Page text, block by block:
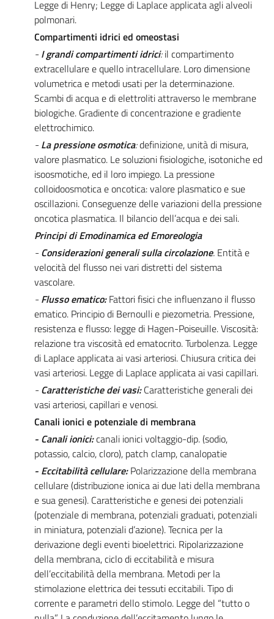
Legge di Henry; Legge di Laplace applicata agli alveoli
polmonari.
Compartimenti idrici ed omeostasi
- I grandi compartimenti idrici:il compartimento
extracellulare e quello intracellulare. Loro dimensione
volumetrica e metodi usati per la determinazione.
Scambi di acqua e di elettroliti attraverso le membrane
biologiche. Gradiente di concentrazione e gradiente
elettrochimico.
- La pressione osmotica:definizione, unità di misura,
valore plasmatico. Le soluzioni fisiologiche, isotoniche ed
isoosmotiche, ed il loro impiego. La pressione
colloidoosmotica e oncotica: valore plasmatico e sue
oscillazioni. Conseguenze delle variazioni della pressione
oncotica plasmatica. Il bilancio dell’acqua e dei sali.
Principi di Emodinamica ed Emoreologia
- Considerazioni generali sulla circolazione. Entità e
velocità del flusso nei vari distretti del sistema
vascolare.
- Flusso ematico:Fattori fisici che influenzano il flusso
ematico. Principio di Bernoulli e piezometria. Pressione,
resistenza e flusso: legge di Hagen-Poiseuille. Viscosità:
relazione tra viscosità ed ematocrito. Turbolenza. Legge
di Laplace applicata ai vasi arteriosi. Chiusura critica dei
vasi arteriosi. Legge di Laplace applicata ai vasi capillari.
- Caratteristiche dei vasi:Caratteristiche generali dei
vasi arteriosi, capillari e venosi.
Canali ionici e potenziale di membrana
- Canali ionici:canali ionici voltaggio-dip. (sodio,
potassio, calcio, cloro), patch clamp, canalopatie
- Eccitabilità cellulare:Polarizzazione della membrana
cellulare (distribuzione ionica ai due lati della membrana
e sua genesi). Caratteristiche e genesi dei potenziali
(potenziale di membrana, potenziali graduati, potenziali
in miniatura, potenziali d’azione). Tecnica per la
derivazione degli eventi bioelettrici. Ripolarizzazione
della membrana, ciclo di eccitabilità e misura
dell’eccitabilità della membrana. Metodi per la
stimolazione elettrica dei tessuti eccitabili. Tipo di
corrente e parametri dello stimolo. Legge del “tutto o